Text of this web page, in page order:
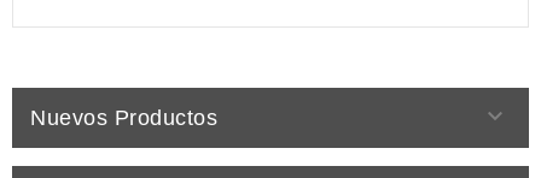
Nuevos Productos 